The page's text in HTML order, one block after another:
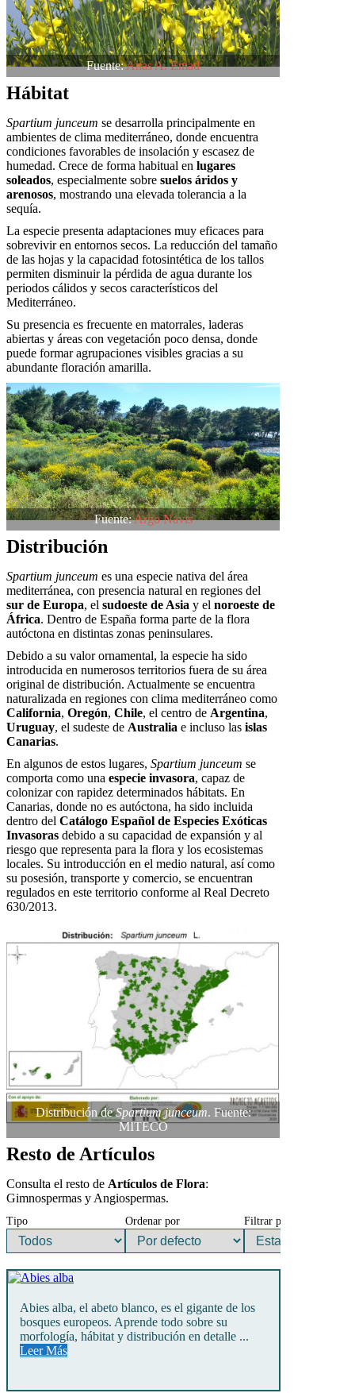
Fuente:Anas A. Emad
Hábitat
Spartium junceum se desarrolla principalmente en
ambientes de clima mediterráneo, donde encuentra
condiciones favorables de insolación y escasez de
humedad. Crece de forma habitual en lugares
soleados, especialmente sobre suelos áridos y
arenosos, mostrando una elevada tolerancia a la
sequía.
La especie presenta adaptaciones muy eficaces para
sobrevivir en entornos secos. La reducción del tamaño
de las hojas y la capacidad fotosintética de los tallos
permiten disminuir la pérdida de agua durante los
periodos cálidos y secos característicos del
Mediterráneo.
Su presencia es frecuente en matorrales, laderas
abiertas y áreas con vegetación poco densa, donde
puede formar agrupaciones visibles gracias a su
abundante floración amarilla.
Fuente:Argo Navis
Distribución
Spartium junceum es una especie nativa del área
mediterránea, con presencia natural en regiones del
sur de Europa, el sudoeste de Asia y el noroeste de
África. Dentro de España forma parte de la flora
autóctona en distintas zonas peninsulares.
Debido a su valor ornamental, la especie ha sido
introducida en numerosos territorios fuera de su área
original de distribución. Actualmente se encuentra
naturalizada en regiones con clima mediterráneo como
California, Oregón, Chile, el centro de Argentina,
Uruguay, el sudeste de Australia e incluso las islas
Canarias.
En algunos de estos lugares, Spartium junceum se
comporta como una especie invasora, capaz de
colonizar con rapidez determinados hábitats. En
Canarias, donde no es autóctona, ha sido incluida
dentro del Catálogo Español de Especies Exóticas
Invasoras debido a su capacidad de expansión y al
riesgo que representa para la flora y los ecosistemas
locales. Su introducción en el medio natural, así como
su posesión, transporte y comercio, se encuentran
regulados en este territorio conforme al Real Decreto
630/2013.
Distribución deSpartium junceum. Fuente:
MITECO
Resto de Artículos
Consulta el resto de Artículos de Flora:
Gimnospermas y Angiospermas.
Tipo Ordenar por Filtrar por
Abies alba, el abeto blanco, es el gigante de los
bosques europeos. Aprende todo sobre su
morfología, hábitat y distribución en detalle ...
Leer Más